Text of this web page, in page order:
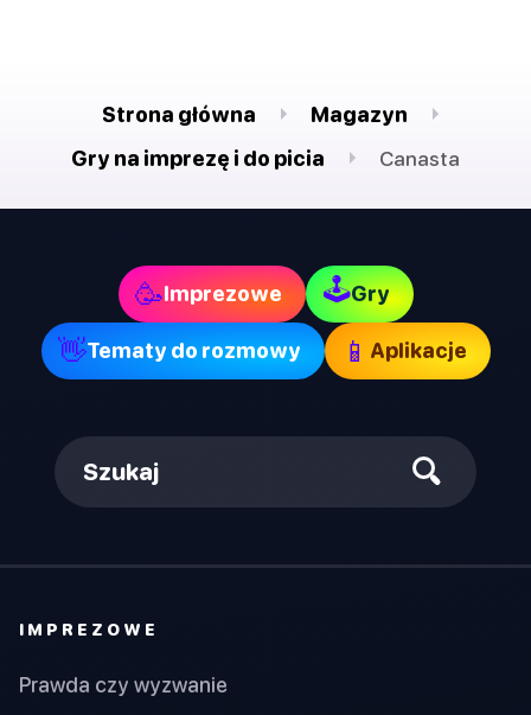
Strona główna
Magazyn
Gry na imprezę i do picia
Canasta
🥳Imprezowe 🕹Gry
👋Tematy do rozmowy 📱 Aplikacje
Szukaj
IMPREZOWE
Prawda czy wyzwanie